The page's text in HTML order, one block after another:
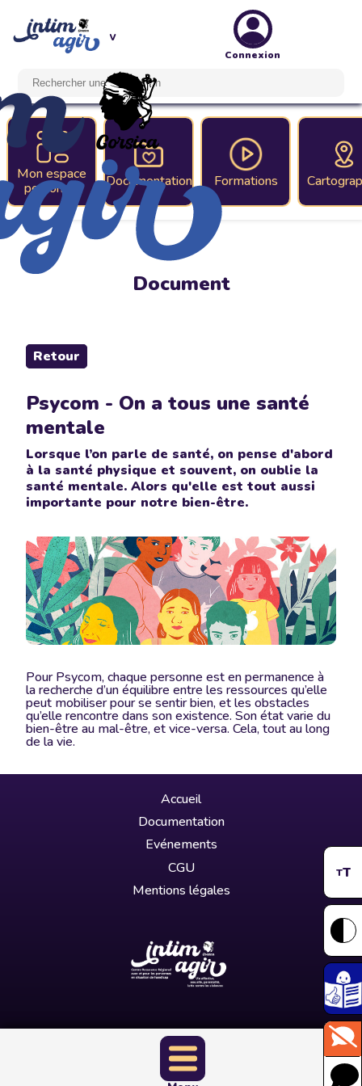
TT
Connexion
Mon espace
personnel
Documentation Formations
Document
Retour
Psycom - On a tous une santé
mentale
Lorsque l’on parle de santé, on pense d'abord
à la santé physique et souvent, on oublie la
santé mentale. Alors qu'elle est tout aussi
importante pour notre bien-être.
Pour Psycom, chaque personne est en permanence à
la recherche d’un équilibre entre les ressources qu’elle
peut mobiliser pour se sentir bien, et les obstacles
qu’elle rencontre dans son existence. Son état varie du
bien-être au mal-être, et vice-versa. Cela, tout au long
de la vie.
Accueil
Documentation
Evénements
CGU
Mentions légales